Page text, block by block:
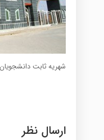
شهریه ثابت دانشجویان آزاد تا مهر
ارسال نظر